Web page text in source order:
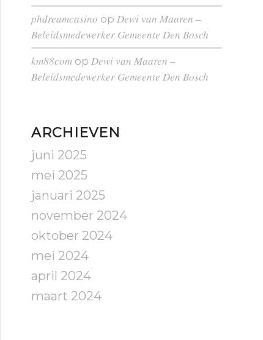
phdreamcasino op Dewi van Maaren –
Beleidsmedewerker Gemeente Den Bosch
km88com op Dewi van Maaren –
Beleidsmedewerker Gemeente Den Bosch
ARCHIEVEN
juni 2025
mei 2025
januari 2025
november 2024
oktober 2024
mei 2024
april 2024
maart 2024